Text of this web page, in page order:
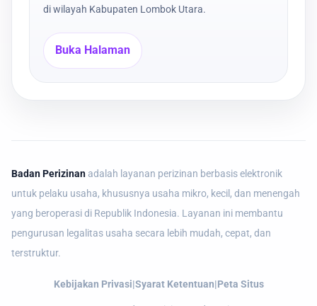
di wilayah Kabupaten Lombok Utara.
Buka Halaman
Badan Perizinan adalah layanan perizinan berbasis elektronik
untuk pelaku usaha, khususnya usaha mikro, kecil, dan menengah
yang beroperasi di Republik Indonesia. Layanan ini membantu
pengurusan legalitas usaha secara lebih mudah, cepat, dan
terstruktur.
Kebijakan Privasi|Syarat Ketentuan|Peta Situs